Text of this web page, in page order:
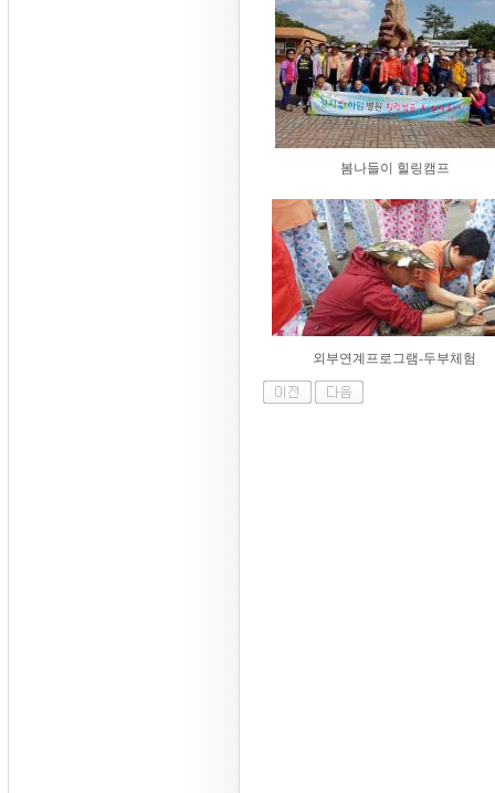
봄나들이 힐링캠프
외부연계프로그램-두부체험